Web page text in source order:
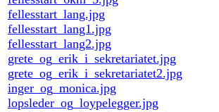
fellesstart_lang.jpg
fellesstart_lang1.jpg
fellesstart_lang2.jpg
grete_og_erik_i_sekretariatet.jpg
grete_og_erik_i_sekretariatet2.jpg
inger_og_monica.jpg
lopsleder_og_loypelegger.jpg